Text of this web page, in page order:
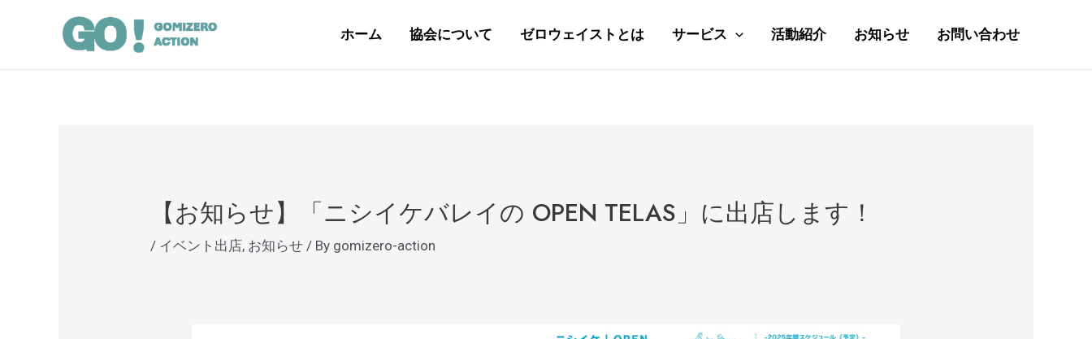
ホーム 協会について ゼロウェイストとは サービス 活動紹介 お知らせ お問い合わせ
【お知らせ】「ニシイケバレイの OPEN TELAS」に出店します！
/ イベント出店, お知らせ / By gomizero-action
navigation